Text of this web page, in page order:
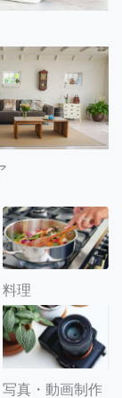
料理
写真・動画制作